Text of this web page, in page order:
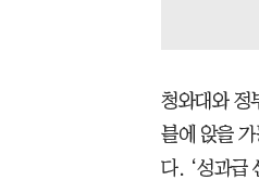
청와대와 정
블에 앉을
다. ‘성과급